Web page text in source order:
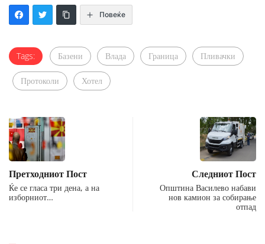
Повеќе
Tags: Базени Влада Граница Пливачки
Протоколи Хотел
Претходниот Пост
Ќе се гласа три дена, а на
изборниот…
Следниот Пост
Општина Василево набави
нов камион за собирање
отпад